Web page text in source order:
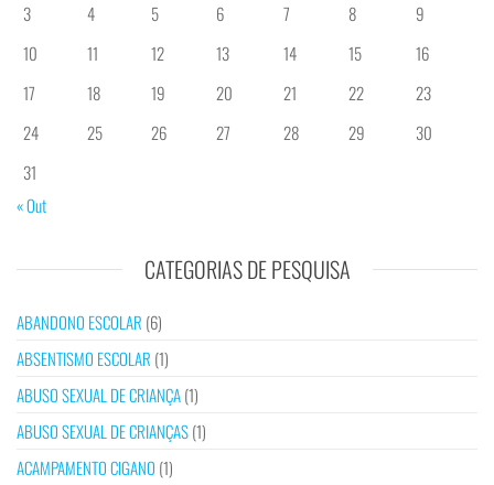
3
4 5 6 7 8
9
10
11 12 13 14 15
16
17
18 19 20 21 22
23
24
25 26 27 28 29
30
31
« Out
CATEGORIAS DE PESQUISA
ABANDONO ESCOLAR (6)
ABSENTISMO ESCOLAR (1)
ABUSO SEXUAL DE CRIANÇA(1)
ABUSO SEXUAL DE CRIANÇAS(1)
ACAMPAMENTO CIGANO (1)